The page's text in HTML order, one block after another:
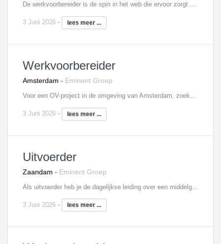
De werkvoorbereider is de spin in het web die ervoor zorgt dat de projecten tijdig en met een optimale kwaliteit uitgevoerd kunnen worden. Jij weet de meest effectieve en efficiënte werkmethoden- en instructies uit te werken. Jouw gedetailleerde projectplanningen en werkvoorbereidingsschema's zorgen voor een optimale uitvoering met minimale kosten. In deze rol werk je in een projectteam, samen met een projectleider, een zelfstandig werkvoorbereider en een uitvoerder. Tot je taken behoren onder andere: Het signaleren en uitwerken van meer- en minderwerk Communicatie met co-makers over de hoeveelheden Je ondersteunt de verschillende stakeholders Je onderhoudt de contacten met bewoners en beantwoordt hun vragen met als doel dat de benodigde bewonersinstemming wordt behaald Interesse? Neem contact op met Anneloes Rabel, 06 - 18 73 33 45,
3 Juni 2026 - lees meer ...
Werkvoorbereider
Amsterdam - Eminent Groep
Voor een OV-project in de omgeving van Amsterdam, zoeken we een Werkvoorbereider die zich bezig gaat houden met de volgende werkzaamheden: Afhandeling bevindingenlijst (Allerhande bouwkundige activiteiten voorbereiden, prioriteren en uit laten voeren) Leggen kabelgootdeksels prefab beton (voorbereiding, uitwerken specials, uitvoeringsbegeleiding, V&G, 2de lijns keuring) Afronden bouwkundige keuringen tunnel en nooduitgangen in overleg met het Keur & Test team (o.a. 2de lijns keuringen) Administratieve afhandeling om afwijkingen e.d. op te pakken en af te handelen Organiseren, vastleggen rondgangen met opdrachtgever. Tevens borgen dat hieruit voortvloeiende bevindingenlijsten worden afgerond Interesse? Neem contact op met Mitchell Spier, 06 - 48 60 79 80,
3 Juni 2026 - lees meer ...
Uitvoerder
Zaandam - Eminent Groep
3 Juni 2026 - lees meer ...